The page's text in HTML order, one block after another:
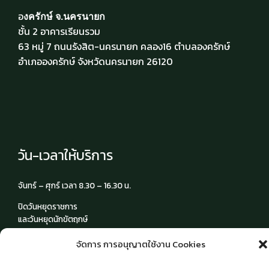
จัดการ การอนุญาตใช้งาน Cookies
องครักษ์ จ.นครนายก
ชั้น 2 อาคารเรียนรวม
63 หมู่ 7 ถนนรังสิต-นครนายก คลอง16 ตำบลองครักษ์
อำเภอองครักษ์ จังหวัดนครนายก 26120
วัน-เวลาให้บริการ
จันทร์ – ศุกร์ เวลา 8.30 – 16.30 น.
ปิดวันหยุดราชการ
และวันหยุดนักขัตฤกษ์